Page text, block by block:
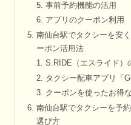
事前予約機能の活用
アプリのクーポン利用
南仙台駅でタクシーを安
ーポン活用法
S.RIDE（エスライド）
タクシー配車アプリ「
クーポンを使ったお得
南仙台駅でタクシーを予
選び方